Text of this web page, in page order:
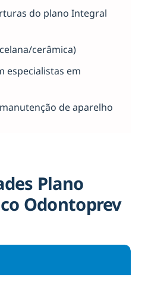
do plano Integral
cerâmica)
especialistas em
de aparelho
Plano
Odontoprev